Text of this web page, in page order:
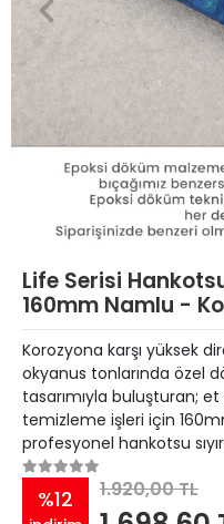
Life Serisi
160mm Namlu -
Korozyona karşı yüksek
okyanus tonlarında özel
tasarımıyla buluşturan; et
temizleme işleri için
profesyonel hankotsu
%12 1.920,00 TL